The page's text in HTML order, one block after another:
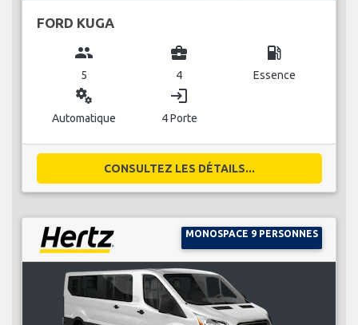
FORD KUGA
group
5
business_center
4
local_gas_station
Essence
miscellaneous_services
Automatique
login
4 Porte
CONSULTEZ LES DÉTAILS...
MONOSPACE 9 PERSONNES